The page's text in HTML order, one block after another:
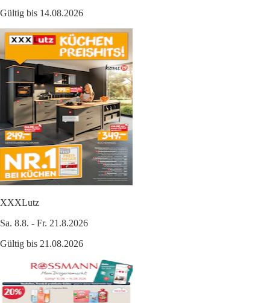
Gültig bis 14.08.2026
XXXLutz
Sa. 8.8. - Fr. 21.8.2026
Gültig bis 21.08.2026